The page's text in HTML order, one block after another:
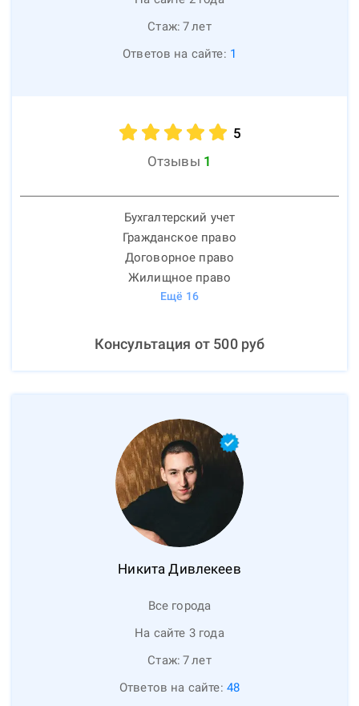
Стаж: 7лет
Ответов на сайте: 1
5
Отзывы 1
Бухгалтерский учет
Гражданское право
Договорное право
Жилищное право
Ещё 16
Консультация от 500руб
Никита Дивлекеев
Все города
На сайте 3 года
Стаж: 7лет
Ответов на сайте: 48